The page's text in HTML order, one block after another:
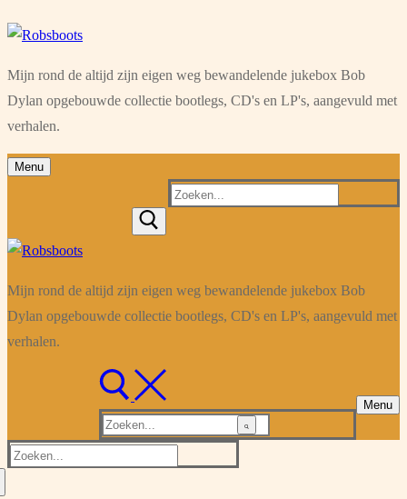
Ga
de
inhoud
Menu
Sluiten
Mijn rond de altijd zijn eigen weg bewandelende jukebox Bob
Dylan opgebouwde collectie bootlegs, CD's en LP's, aangevuld met
verhalen.
Menu
Zoeken
Mijn rond de altijd zijn eigen weg bewandelende jukebox Bob
Dylan opgebouwde collectie bootlegs, CD's en LP's, aangevuld met
verhalen.
Zoeken
naar:
Menu
Zoeken